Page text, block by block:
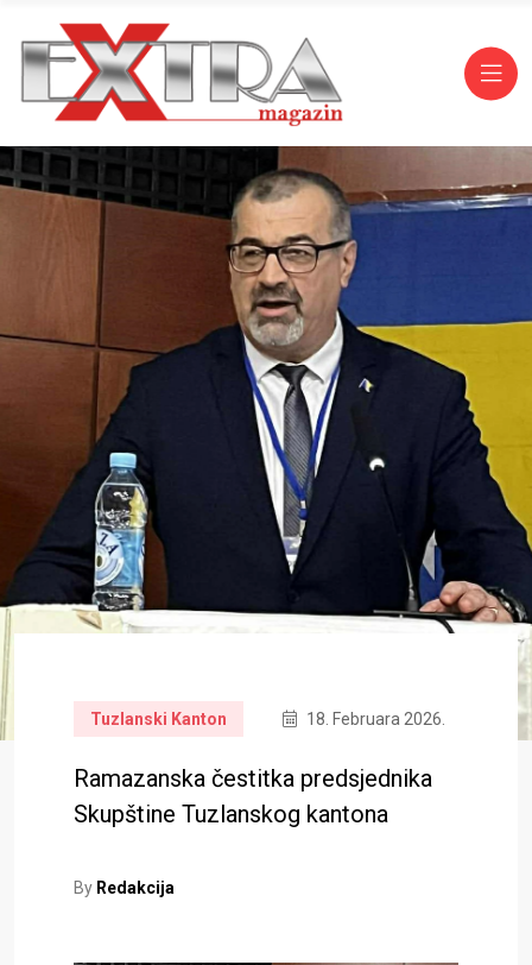
Tuzlanski Kanton 18. Februara 2026.
Ramazanska čestitka predsjednika
Skupštine Tuzlanskog kantona
By Redakcija